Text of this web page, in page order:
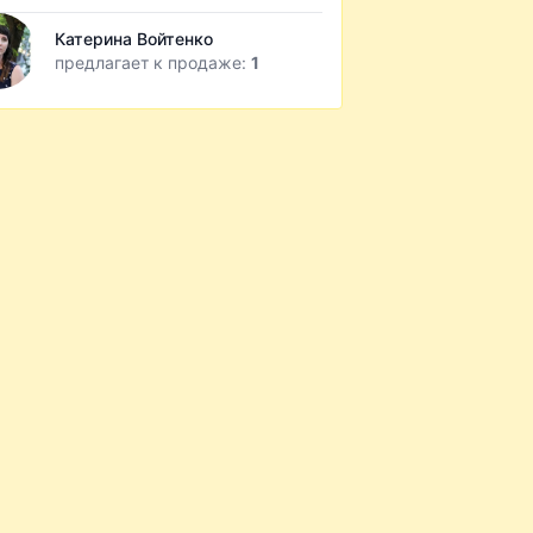
Катерина Войтенко
предлагает к продаже:1